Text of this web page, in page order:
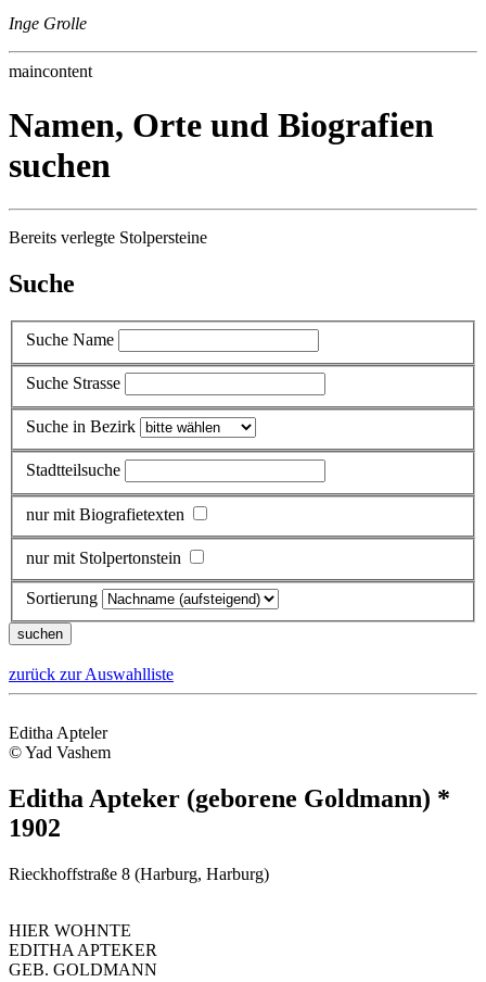
Inge Grolle
maincontent
Namen, Orte und Biografien
suchen
Bereits verlegte Stolpersteine
Suche
Suche Name
Suche Strasse
Suche in Bezirk
Stadtteilsuche
nur mit Biografietexten
nur mit Stolpertonstein
Sortierung
zurück zur Auswahlliste
Editha Apteler
© Yad Vashem
Editha Apteker (geborene Goldmann) *
1902
Rieckhoffstraße 8 (Harburg, Harburg)
HIER WOHNTE
EDITHA APTEKER
GEB. GOLDMANN